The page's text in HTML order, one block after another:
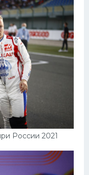
России 2021